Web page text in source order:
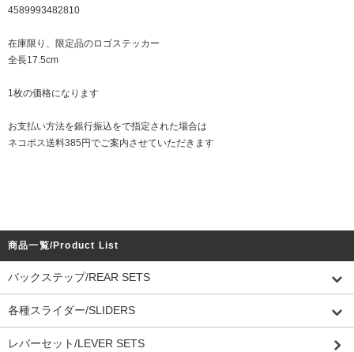
4589993482810
在庫限り、限定品のロゴステッカー
全長17.5cm
1枚の価格になります
お支払い方法を銀行振込をで指定された場合は
ネコポス送料385円でご案内させていただきます
商品一覧/Product List
バックステップ/REAR SETS
各種スライダー/SLIDERS
レバーセット/LEVER SETS